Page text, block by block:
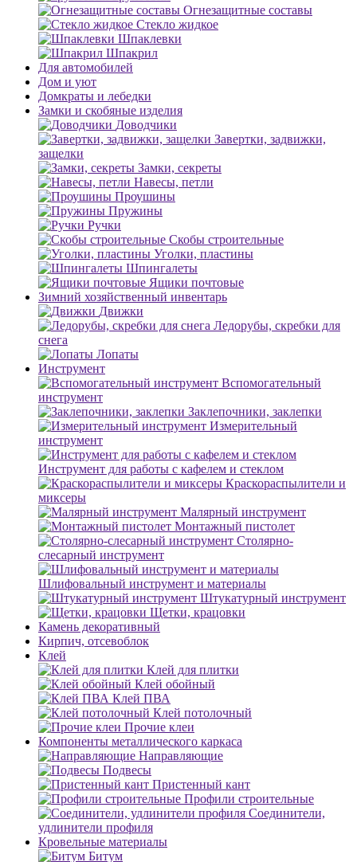
Огнезащитные составы
Стекло жидкое
Шпаклевки
Шпакрил
Для автомобилей
Дом и уют
Домкраты и лебедки
Замки и скобяные изделия
Доводчики
Завертки, задвижки,
защелки
Замки, секреты
Навесы, петли
Проушины
Пружины
Ручки
Скобы строительные
Уголки, пластины
Шпингалеты
Ящики почтовые
Зимний хозяйственный инвентарь
Движки
Ледорубы, скребки для
снега
Лопаты
Инструмент
Вспомогательный
инструмент
Заклепочники, заклепки
Измерительный
инструмент
Инструмент для работы с кафелем и стеклом
Краскораспылители и
миксеры
Малярный инструмент
Монтажный пистолет
Столярно-
слесарный инструмент
Шлифовальный инструмент и материалы
Штукатурный инструмент
Щетки, крацовки
Камень декоративный
Кирпич, отсевоблок
Клей
Клей для плитки
Клей обойный
Клей ПВА
Клей потолочный
Прочие клеи
Компоненты металлического каркаса
Направляющие
Подвесы
Пристенный кант
Профили строительные
Соединители,
удлинители профиля
Кровельные материалы
Битум